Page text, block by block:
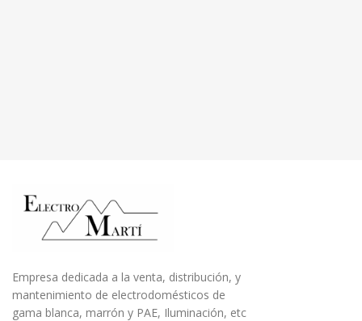
Empresa dedicada a la venta, distribución, y
mantenimiento de electrodomésticos de
gama blanca, marrón y PAE, Iluminación, etc